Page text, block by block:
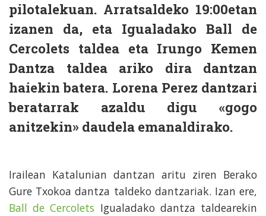
pilotalekuan. Arratsaldeko 19:00etan
izanen da, eta Igualadako Ball de
Cercolets taldea eta Irungo Kemen
Dantza taldea ariko dira dantzan
haiekin batera. Lorena Perez dantzari
beratarrak azaldu digu «gogo
anitzekin» daudela emanaldirako.
Irailean Katalunian dantzan aritu ziren Berako
Gure Txokoa dantza taldeko dantzariak. Izan ere,
Ball de Cercolets Igualadako dantza taldearekin